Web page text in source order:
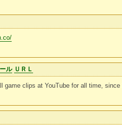
ル ＵＲＬ
game clips at YouTube for all time,